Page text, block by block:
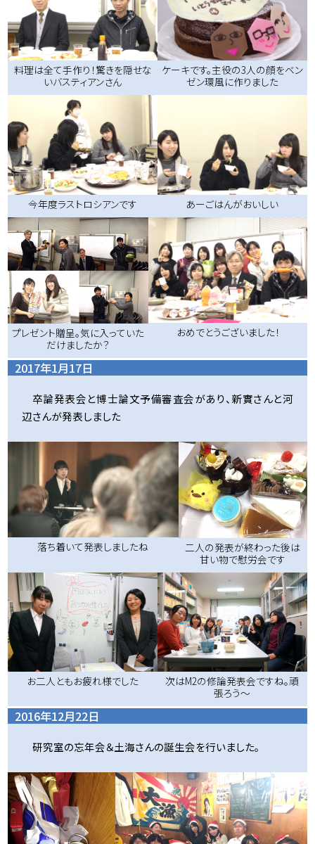
料理は全て手作り！驚きを隠せな
いバスティアンさん
ケーキです。主役の3人の顔をベン
ゼン環風に作りました
今年度ラストロシアンです あーごはんがおいしい
プレゼント贈呈。気に入っていた
だけましたか？
おめでとうございました！
2017年1月17日
卒論発表会と博士論文予備審査会があり、新實さんと河
辺さんが発表しました
落ち着いて発表しましたね
二人の発表が終わった後は
甘い物で慰労会です
お二人ともお疲れ様でした
次はM2の修論発表会ですね。頑
張ろう～
2016年12月22日
研究室の忘年会＆土海さんの誕生会を行いました。